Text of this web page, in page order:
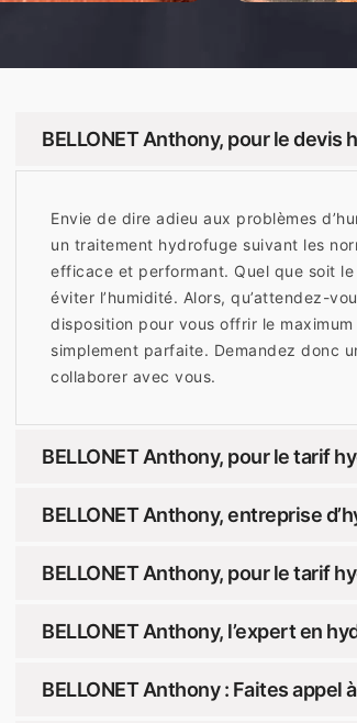
BELLONET Anthony, pour le
Envie de dire adieu aux problèmes
un traitement hydrofuge suivant les
efficace et performant. Quel que soit
éviter l’humidité. Alors, qu’attendez-
disposition pour vous offrir le
simplement parfaite. Demandez donc
collaborer avec vous.
BELLONET Anthony, pour le tarif
BELLONET Anthony, entreprise
BELLONET Anthony, pour le tarif
BELLONET Anthony, l’expert en
BELLONET Anthony : Faites